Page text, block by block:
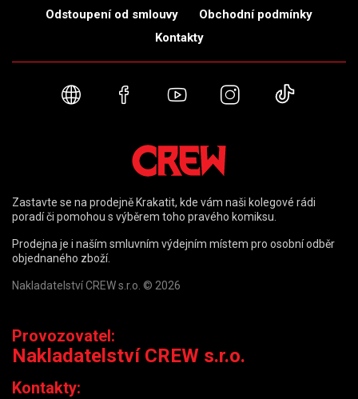
Odstoupení od smlouvy
Obchodní podmínky
Kontakty
Webové stránky
FacebookYouTubeInstagram
Zastavte se na prodejně Krakatit, kde vám naši kolegové rádi
poradí či pomohou s výběrem toho pravého komiksu.
Prodejna je i naším smluvním výdejním místem pro osobní odběr
objednaného zboží.
Nakladatelství CREW s.r.o. © 2026
Provozovatel:
Nakladatelství CREW s.r.o.
Kontakty: